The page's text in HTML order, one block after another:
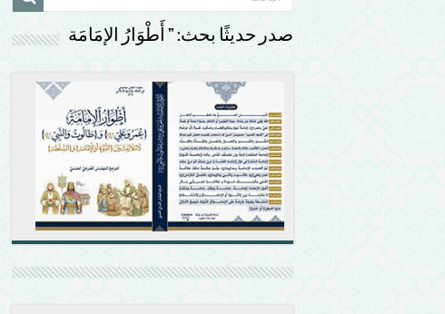
صدر حديثًا بحث: ” أَطْوَارُ الإمَامَة